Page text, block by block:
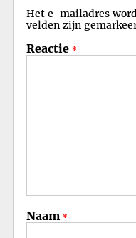
Het e-mailadres
velden zijn
Reactie *
Naam *